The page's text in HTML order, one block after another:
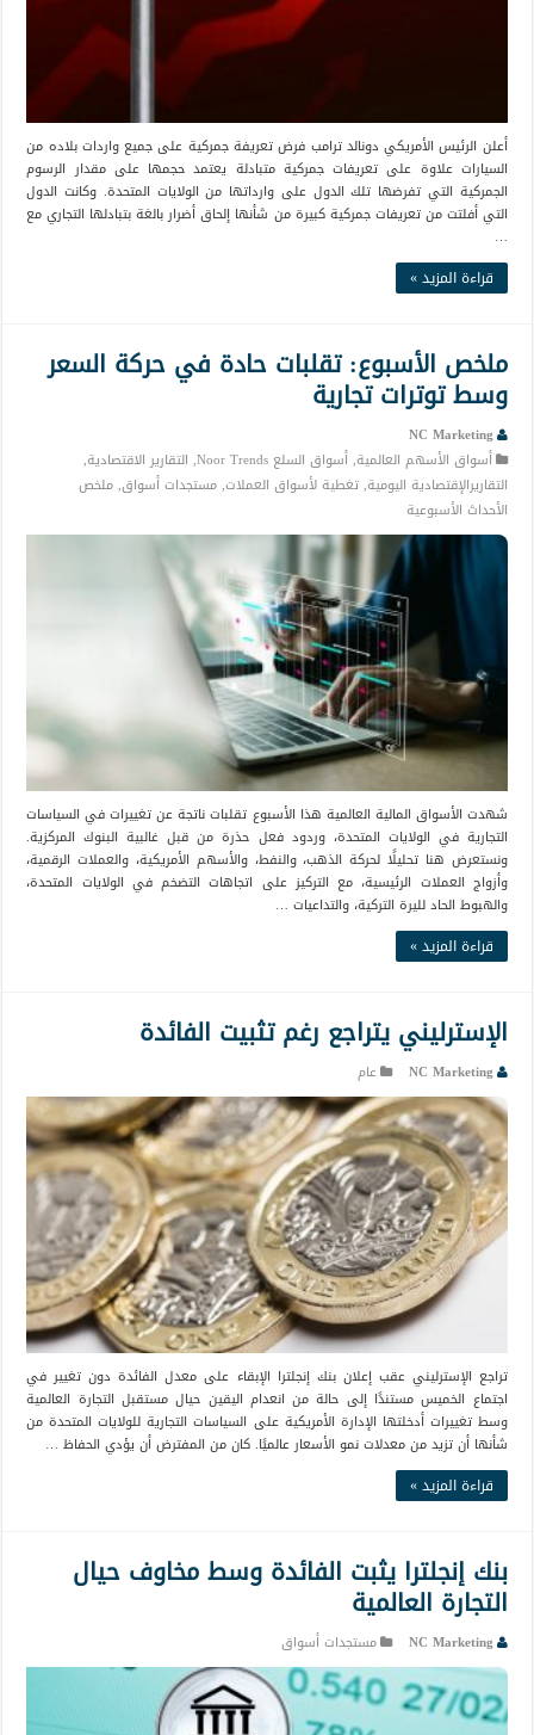
أعلن الرئيس الأمريكي دونالد ترامب فرض تعريفة جمركية على جميع واردات بلاده من
السيارات علاوة على تعريفات جمركية متبادلة يعتمد حجمها على مقدار الرسوم
الجمركية التي تفرضها تلك الدول على وارداتها من الولايات المتحدة. وكانت الدول
التي أفلتت من تعريفات جمركية كبيرة من شأنها إلحاق أضرار بالغة بتبادلها التجاري مع
…
قراءة المزيد »
ملخص الأسبوع: تقلبات حادة في حركة السعر
وسط توترات تجارية
NC Marketing
أسواق الأسهم العالمية,أسواق السلع Noor Trends , التقارير الاقتصادية,
التقاريرالإقتصادية اليومية,تغطية لأسواق العملات,مستجدات أسواق,ملخص
الأحداث الأسبوعية
شهدت الأسواق المالية العالمية هذا الأسبوع تقلبات ناتجة عن تغييرات في السياسات
التجارية في الولايات المتحدة، وردود فعل حذرة من قبل غالبية البنوك المركزية.
ونستعرض هنا تحليلًا لحركة الذهب، والنفط، والأسهم الأمريكية، والعملات الرقمية،
وأزواج العملات الرئيسية، مع التركيز على اتجاهات التضخم في الولايات المتحدة،
والهبوط الحاد لليرة التركية، والتداعيات …
قراءة المزيد »
الإسترليني يتراجع رغم تثبيت الفائدة
NC Marketing عام
تراجع الإسترليني عقب إعلان بنك إنجلترا الإبقاء على معدل الفائدة دون تغيير في
اجتماع الخميس مستندًا إلى حالة من انعدام اليقين حيال مستقبل التجارة العالمية
وسط تغييرات أدخلتها الإدارة الأمريكية على السياسات التجارية للولايات المتحدة من
شأنها أن تزيد من معدلات نمو الأسعار عالميًا. كان من المفترض أن يؤدي الحفاظ …
قراءة المزيد »
بنك إنجلترا يثبت الفائدة وسط مخاوف حيال
التجارة العالمية
NC Marketing مستجدات أسواق